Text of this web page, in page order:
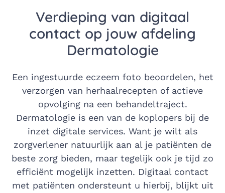
Verdieping van digitaal
contact op jouw afdeling
Dermatologie
Een ingestuurde eczeem foto beoordelen, het
verzorgen van herhaalrecepten of actieve
opvolging na een behandeltraject.
Dermatologie is een van de koplopers bij de
inzet digitale services. Want je wilt als
zorgverlener natuurlijk aan al je patiënten de
beste zorg bieden, maar tegelijk ook je tijd zo
efficiënt mogelijk inzetten. Digitaal contact
met patiënten ondersteunt u hierbij, blijkt uit